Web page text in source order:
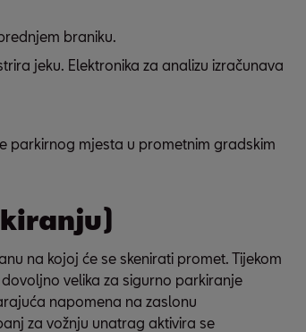
braniku.
jeku. Elektronika za analizu izračunava
parkirnog mjesta u prometnim gradskim
na kojoj će se skenirati promet. Tijekom
velika za sigurno parkiranje
napomena na zaslonu
za vožnju unatrag aktivira se